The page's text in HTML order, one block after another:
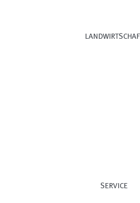
SERVICE